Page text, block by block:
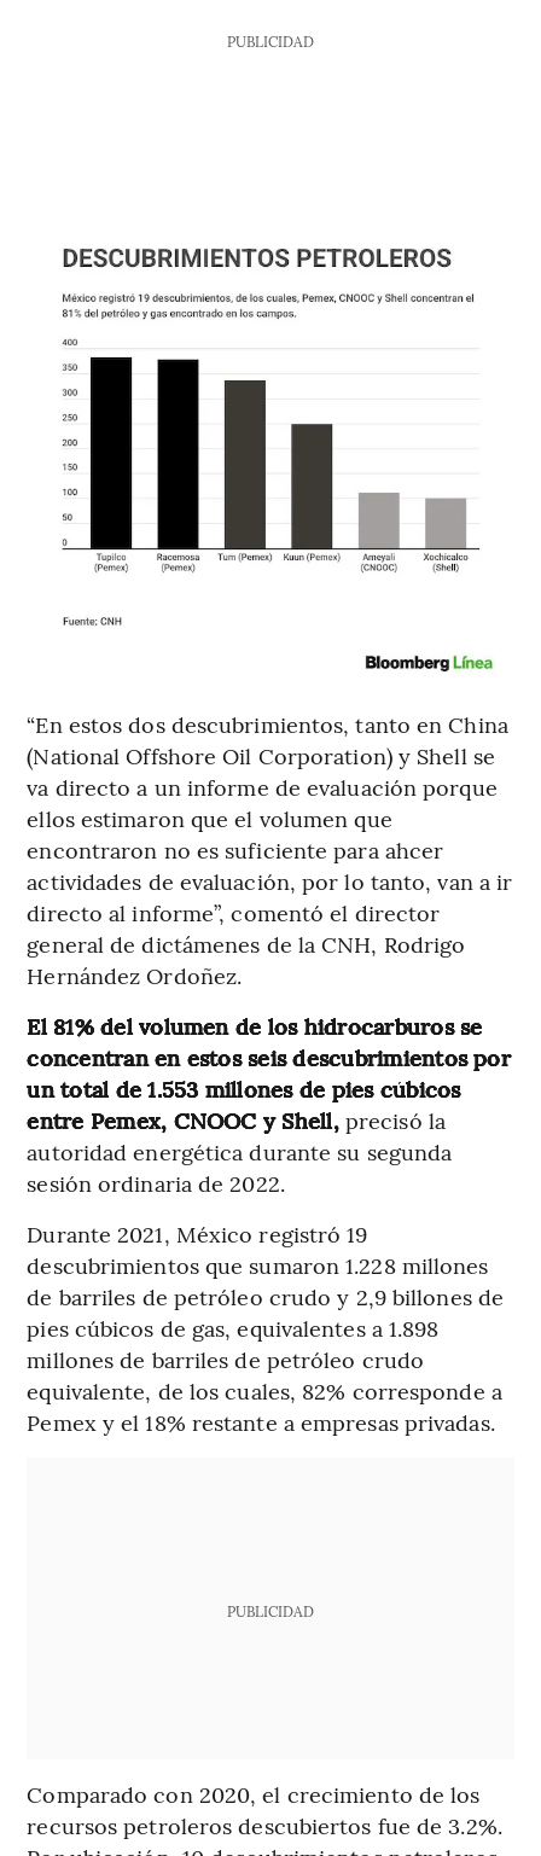
PUBLICIDAD
“En estos dos descubrimientos, tanto en China
(National Offshore Oil Corporation) y Shell se
va directo a un informe de evaluación porque
ellos estimaron que el volumen que
encontraron no es suficiente para ahcer
actividades de evaluación, por lo tanto, van a ir
directo al informe”, comentó el director
general de dictámenes de la CNH, Rodrigo
Hernández Ordoñez.
El 81% del volumen de los hidrocarburos se
concentran en estos seis descubrimientos por
un total de 1.553 millones de pies cúbicos
entre Pemex, CNOOC y Shell,precisó la
autoridad energética durante su segunda
sesión ordinaria de 2022.
Durante 2021, México registró 19
descubrimientos que sumaron 1.228 millones
de barriles de petróleo crudo y 2,9 billones de
pies cúbicos de gas, equivalentes a 1.898
millones de barriles de petróleo crudo
equivalente, de los cuales, 82% corresponde a
Pemex y el 18% restante a empresas privadas.
PUBLICIDAD
Comparado con 2020, el crecimiento de los
recursos petroleros descubiertos fue de 3.2%.